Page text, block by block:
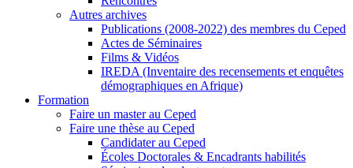
Autres archives
Publications (2008-2022) des membres du Ceped
Actes de Séminaires
Films & Vidéos
IREDA (Inventaire des recensements et enquêtes
démographiques en Afrique)
Formation
Faire un master au Ceped
Faire une thèse au Ceped
Candidater au Ceped
Écoles Doctorales & Encadrants habilités